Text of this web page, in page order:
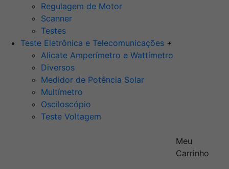
Regulagem de Motor
Scanner
Testes
Teste Eletrônica e Telecomunicações +
Alicate Amperímetro e Wattímetro
Diversos
Medidor de Potência Solar
Multímetro
Osciloscópio
Teste Voltagem
Meu
Carrinho